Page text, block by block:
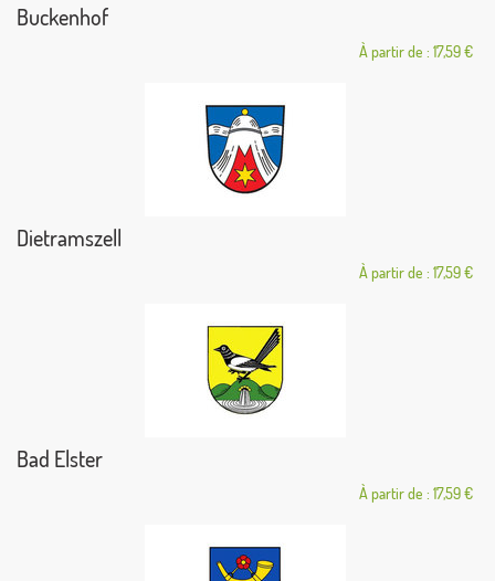
Buckenhof
À partir de : 17,59 €
Dietramszell
À partir de : 17,59 €
Bad Elster
À partir de : 17,59 €